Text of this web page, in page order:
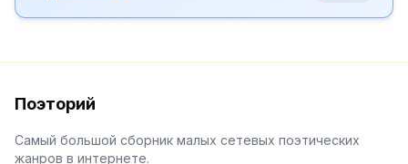
Поэторий
Самый большой сборник малых сетевых поэтических
жанров в интернете.